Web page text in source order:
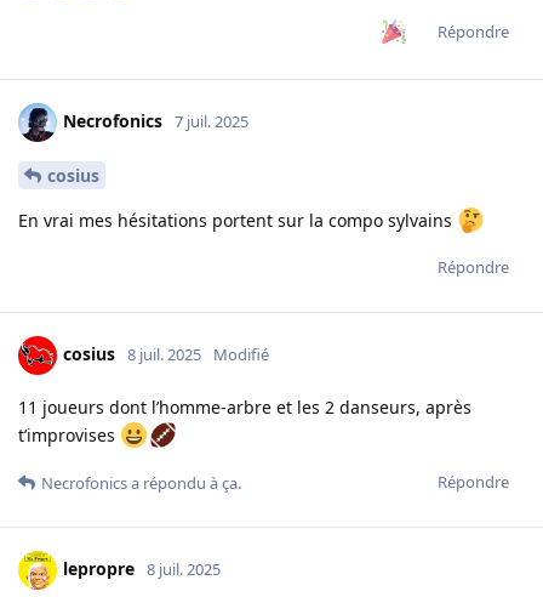
Répondre
Necrofonics 7 juil. 2025
cosius
En vrai mes hésitations portent sur la compo sylvains
Répondre
cosius 8 juil. 2025 Modifié
11 joueurs dont l’homme-arbre et les 2 danseurs, après
t’improvises
Répondre
Necrofonicsa répondu à ça.
lepropre 8 juil. 2025